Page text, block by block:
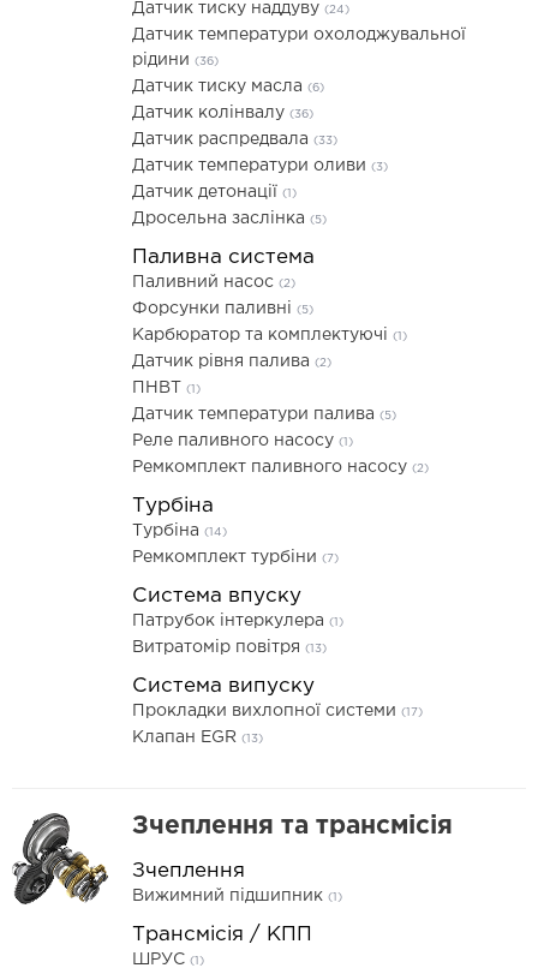
Датчик тиску наддуву (24)
Датчик температури охолоджувальної
рідини (36)
Датчик тиску масла (6)
Датчик колінвалу (36)
Датчик распредвала (33)
Датчик температури оливи (3)
Датчик детонації (1)
Дросельна заслінка (5)
Паливна система
Паливний насос (2)
Форсунки паливні (5)
Карбюратор та комплектуючі (1)
Датчик рівня палива (2)
ПНВТ (1)
Датчик температури палива (5)
Реле паливного насосу (1)
Ремкомплект паливного насосу (2)
Турбіна
Турбіна (14)
Ремкомплект турбіни (7)
Система впуску
Патрубок інтеркулера (1)
Витратомір повітря (13)
Система випуску
Прокладки вихлопної системи (17)
Клапан EGR (13)
Зчеплення та трансмісія
Зчеплення
Вижимний підшипник (1)
Трансмісія / КПП
ШРУС (1)